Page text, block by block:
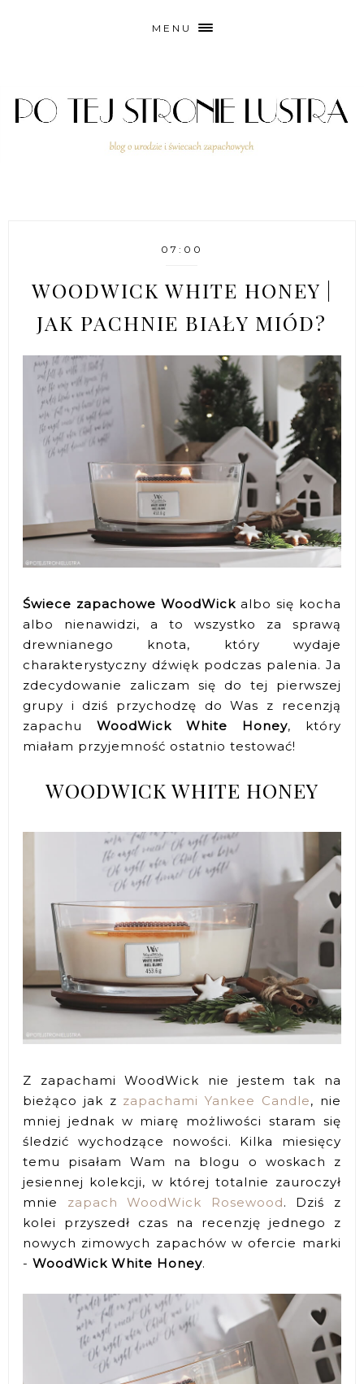
MENU
07:00
WOODWICK WHITE HONEY |
JAK PACHNIE BIAŁY MIÓD?
Świece zapachowe WoodWickalbo się kocha
albo nienawidzi, a to wszystko za sprawą
drewnianego knota, który wydaje
charakterystyczny dźwięk podczas palenia. Ja
zdecydowanie zaliczam się do tej pierwszej
grupy i dziś przychodzę do Was z recenzją
zapachuWoodWick White Honey, który
miałam przyjemność ostatnio testować!
WOODWICK WHITE HONEY
Z zapachami WoodWick nie jestem tak na
bieżąco jak z zapachami Yankee Candle, nie
mniej jednak w miarę możliwości staram się
śledzić wychodzące nowości. Kilka miesięcy
temu pisałam Wam na blogu o woskach z
jesiennej kolekcji, w której totalnie zauroczył
mnie zapach WoodWick Rosewood. Dziś z
kolei przyszedł czas na recenzję jednego z
nowych zimowych zapachów w ofercie marki
-WoodWick White Honey.